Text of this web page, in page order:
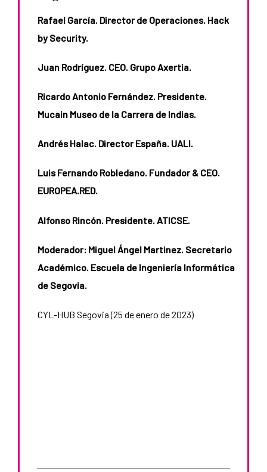
Rafael García. Director de Operaciones. Hack
by Security.
Juan Rodríguez. CEO. Grupo Axertia.
Ricardo Antonio Fernández. Presidente.
Mucain Museo de la Carrera de Indias.
Andrés Halac. Director España. UALI.
Luis Fernando Robledano. Fundador & CEO.
EUROPEA.RED.
Alfonso Rincón. Presidente. ATICSE.
Moderador: Miguel Ángel Martinez. Secretario
Académico. Escuela de Ingeniería Informática
de Segovia.
CYL-HUB Segovia (25 de enero de 2023)